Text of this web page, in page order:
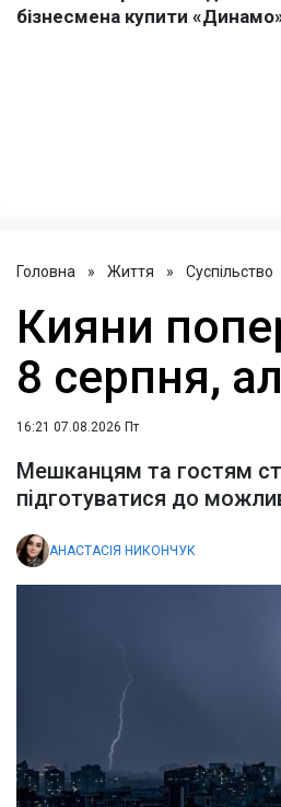
Головна » Життя » Суспільство
Кияни
8 серпня,
16:21 07.08.2026 Пт
Мешканцям та гостям
підготуватися до
АНАСТАСІЯ НИКОНЧУК